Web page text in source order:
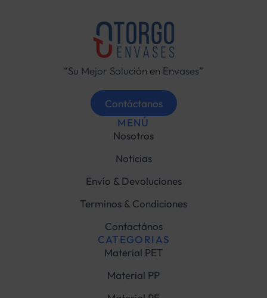
“Su Mejor Solución en Envases”
Contáctanos
MENÚ
Nosotros
Noticias
Envío & Devoluciones
Terminos & Condiciones
Contactános
CATEGORIAS
Material PET
Material PP